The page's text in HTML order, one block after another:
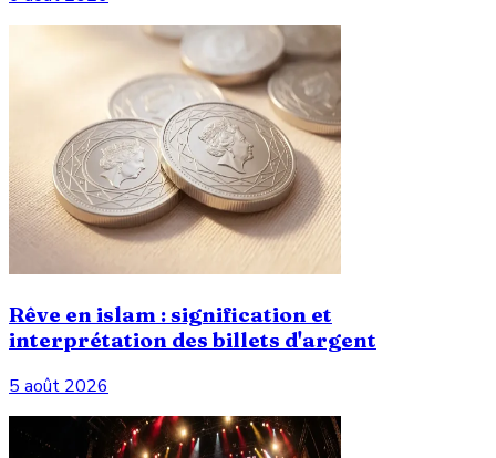
Rêve en islam : signification et
interprétation des billets d'argent
5 août 2026